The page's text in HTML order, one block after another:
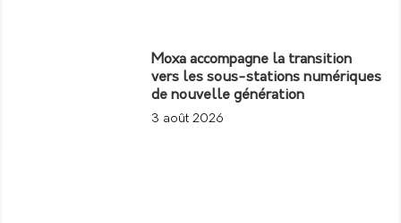
Moxa accompagne la transition
vers les sous-stations numériques
de nouvelle génération
3 août 2026